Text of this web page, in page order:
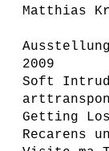
Matthias
2009
Soft
Getting
Recarens